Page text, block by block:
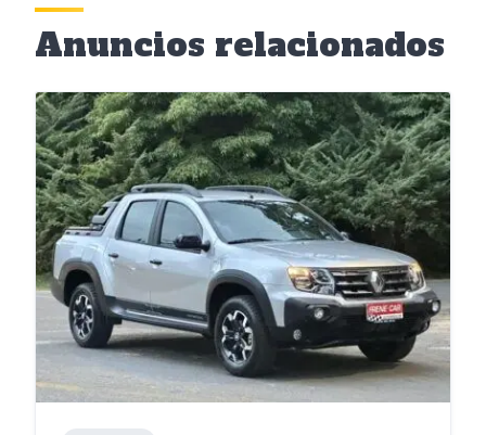
Anuncios relacionados